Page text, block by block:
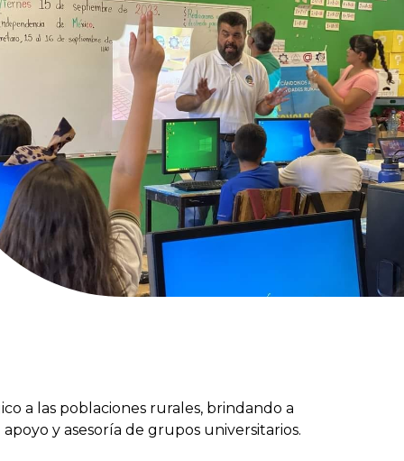
a las poblaciones rurales, brindando a
y asesoría de grupos universitarios.